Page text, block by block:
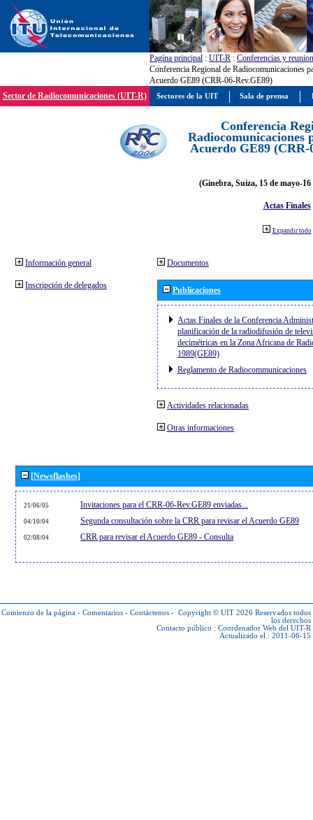
Pagína principal : UIT-R : Conferencias y
Conferencia Regional de Radiocomunicaciones
Acuerdo GE89 (CRR-06-Rev.GE89)
Sector de Radiocomunicaciones (UIT-R)
Conferencia
Radiocomunicaciones
Acuerdo GE89 (CRR-
(Ginebra, Suiza, 15 de mayo-
Actas Finales
Expandir todo
Información general
Inscripción de delegados
Documentos
Publicaciones
Actas Finales de la Conferencia
planificación de la radiodifusión de
decimétricas en la Zona Africana de
1989(GE89)
Reglamento de Radiocommunicaciones
Actividades relacionadas
Otras informaciones
[Newsflashes]
21/06/05 Invitaciones para el CRR-06-Rev.GE89 enviadas...
04/10/04 Segunda consultación sobre la CRR para revisar el Acuerdo GE89
02/08/04 CRR para revisar el Acuerdo GE89 - Consulta
Comienzo de la página - Comentarios - Contáctenos - Copyright © UIT 2026 Reservados todos
los derechos
Contacto público : Coordenador Web del UIT-R
Actualizado el : 2011-06-15
Sectores de la UIT Sala de prensa